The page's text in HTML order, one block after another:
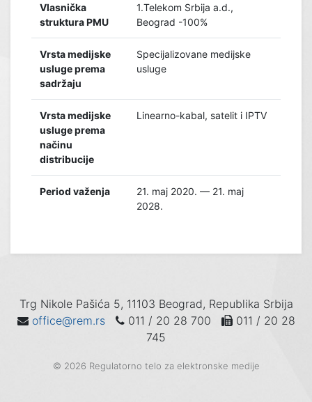
Vlasnička
struktura PMU
1.Telekom Srbija a.d.,
Beograd -100%
Vrsta medijske
usluge prema
sadržaju
Specijalizovane medijske
usluge
Vrsta medijske
usluge prema
načinu
distribucije
Linearno-kabal, satelit i IPTV
Period važenja
21. maj 2020. — 21. maj
2028.
Trg Nikole Pašića 5, 11103 Beograd, Republika Srbija
office@rem.rs
011 / 20 28 700
011 / 20 28
745
© 2026 Regulatorno telo za elektronske medije